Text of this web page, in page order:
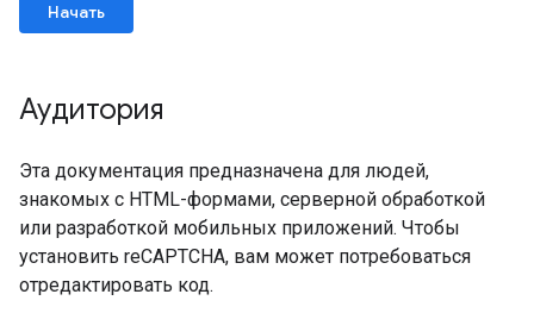
Начать
Аудитория
Эта документация предназначена для людей,
знакомых с HTML-формами, серверной обработкой
или разработкой мобильных приложений. Чтобы
установить reCAPTCHA, вам может потребоваться
отредактировать код.